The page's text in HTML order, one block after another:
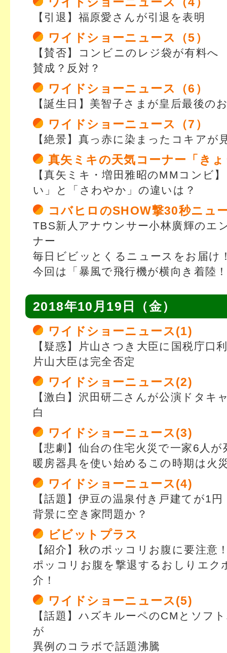
【引退】福原愛さんが引退を表明
ワイドショーニュース（5）
【賛否】コンビニのレジ袋が有料へ
賛成？反対？
ワイドショーニュース（6）
【誕生日】美智子さまが皇后最後の
ワイドショーニュース（7）
【絶景】真っ赤に染まったコキアが
真矢ミキの天気コーナー「き
【真矢ミキ・増田雅昭のMMコンビ
い」と「さわやか」の違いは？
コバヒロのSHOW撃30秒ニュ
TBS新人アナウンサー小林廣輝のエ
ナー
毎日ビビッとくるニュースをお届け
今回は「暴風で飛行機が横向き着陸
2018年10月19日（金）
ワイドショーニュース(1)
【疑惑】片山さつき大臣に国税庁口
片山大臣は完全否定
ワイドショーニュース(2)
【激白】沢田研二さんが公演ドタキ
白
ワイドショーニュース(3)
【悲劇】仙台の住宅火災で一家6人
暖房器具を使い始めるこの時期は火
ワイドショーニュース(4)
【話題】伊豆の温泉付き戸建てが1円
背景に空き家問題か？
ビビットプラス
【紹介】秋のポッコリお腹に要注意
ポッコリお腹を撃退するおしりエク
介！
ワイドショーニュース(5)
【話題】ハズキルーペのCMとソフ
が
異例のコラボで話題沸騰